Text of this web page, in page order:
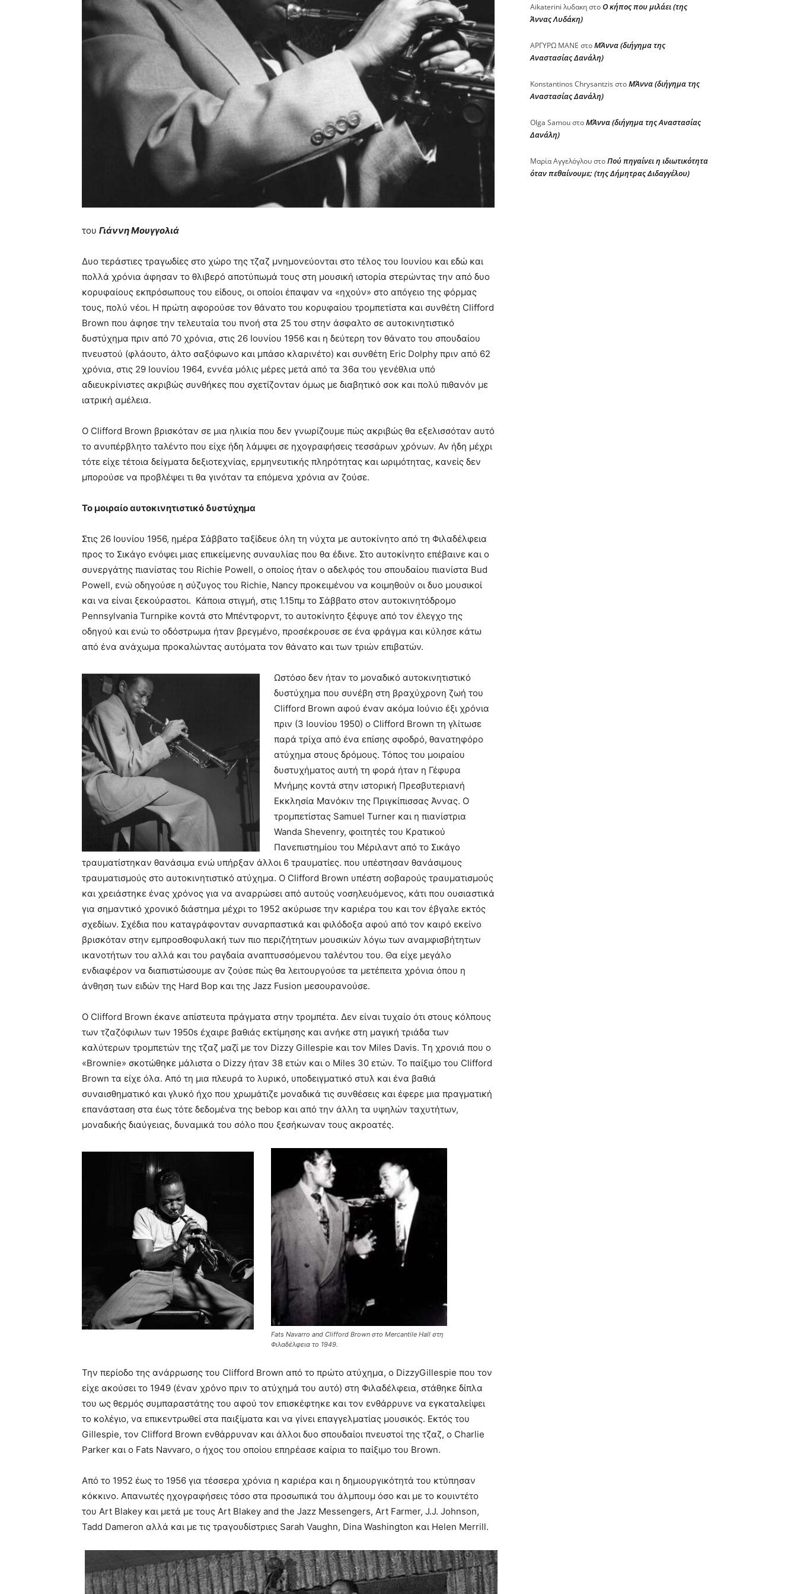
ΒΙΒΛΙΟ
ΚΑΙ
ΤΕΧΝΕΣ
του Γιάννη Μουγγολιά
Δυο τεράστιες τραγωδίες στο χώρο της τζαζ μνημονεύονται στο τέλος του Ιουνίου και εδώ και
πολλά χρόνια άφησαν το θλιβερό αποτύπωμά τους στη μουσική ιστορία στερώντας την από δυο
κορυφαίους εκπρόσωπους του είδους, οι οποίοι έπαψαν να «ηχούν» στο απόγειο της φόρμας
τους, πολύ νέοι. Η πρώτη αφορούσε τον θάνατο του κορυφαίου τρομπετίστα και συνθέτη Clifford
Brown που άφησε την τελευταία του πνοή στα 25 του στην άσφαλτο σε αυτοκινητιστικό
δυστύχημα πριν από 70 χρόνια, στις 26 Ιουνίου 1956 και η δεύτερη τον θάνατο του σπουδαίου
πνευστού (φλάουτο, άλτο σαξόφωνο και μπάσο κλαρινέτο) και συνθέτη Eric Dolphy πριν από 62
χρόνια, στις 29 Ιουνίου 1964, εννέα μόλις μέρες μετά από τα 36α του γενέθλια υπό
αδιευκρίνιστες ακριβώς συνθήκες που σχετίζονταν όμως με διαβητικό σοκ και πολύ πιθανόν με
ιατρική αμέλεια.
Ο Clifford Brown βρισκόταν σε μια ηλικία που δεν γνωρίζουμε πώς ακριβώς θα εξελισσόταν αυτό
το ανυπέρβλητο ταλέντο που είχε ήδη λάμψει σε ηχογραφήσεις τεσσάρων χρόνων. Αν ήδη μέχρι
τότε είχε τέτοια δείγματα δεξιοτεχνίας, ερμηνευτικής πληρότητας και ωριμότητας, κανείς δεν
μπορούσε να προβλέψει τι θα γινόταν τα επόμενα χρόνια αν ζούσε.
Το μοιραίο αυτοκινητιστικό δυστύχημα
Στις 26 Ιουνίου 1956, ημέρα Σάββατο ταξίδευε όλη τη νύχτα με αυτοκίνητο από τη Φιλαδέλφεια
προς το Σικάγο ενόψει μιας επικείμενης συναυλίας που θα έδινε. Στο αυτοκίνητο επέβαινε και ο
συνεργάτης πιανίστας του Richie Powell, ο οποίος ήταν ο αδελφός του σπουδαίου πιανίστα Bud
Powell, ενώ οδηγούσε η σύζυγος του Richie, Nancy προκειμένου να κοιμηθούν οι δυο μουσικοί
και να είναι ξεκούραστοι. Κάποια στιγμή, στις 1.15πμ το Σάββατο στον αυτοκινητόδρομο
Pennsylvania Turnpike κοντά στο Μπέντφορντ, το αυτοκίνητο ξέφυγε από τον έλεγχο της
οδηγού και ενώ το οδόστρωμα ήταν βρεγμένο, προσέκρουσε σε ένα φράγμα και κύλησε κάτω
από ένα ανάχωμα προκαλώντας αυτόματα τον θάνατο και των τριών επιβατών.
Ωστόσο δεν ήταν το μοναδικό αυτοκινητιστικό
δυστύχημα που συνέβη στη βραχύχρονη ζωή του
Clifford Brown αφού έναν ακόμα Ιούνιο έξι χρόνια
πριν (3 Ιουνίου 1950) ο Clifford Brown τη γλίτωσε
παρά τρίχα από ένα επίσης σφοδρό, θανατηφόρο
ατύχημα στους δρόμους. Τόπος του μοιραίου
δυστυχήματος αυτή τη φορά ήταν η Γέφυρα
Μνήμης κοντά στην ιστορική Πρεσβυτεριανή
Εκκλησία Μανόκιν της Πριγκίπισσας Άννας. Ο
τρομπετίστας Samuel Turner και η πιανίστρια
Wanda Shevenry, φοιτητές του Κρατικού
Πανεπιστημίου του Μέριλαντ από το Σικάγο
τραυματίστηκαν θανάσιμα ενώ υπήρξαν άλλοι 6 τραυματίες. που υπέστησαν θανάσιμους
τραυματισμούς στο αυτοκινητιστικό ατύχημα. Ο Clifford Brown υπέστη σοβαρούς τραυματισμούς
και χρειάστηκε ένας χρόνος για να αναρρώσει από αυτούς νοσηλευόμενος, κάτι που ουσιαστικά
για σημαντικό χρονικό διάστημα μέχρι το 1952 ακύρωσε την καριέρα του και τον έβγαλε εκτός
σχεδίων. Σχέδια που καταγράφονταν συναρπαστικά και φιλόδοξα αφού από τον καιρό εκείνο
βρισκόταν στην εμπροσθοφυλακή των πιο περιζήτητων μουσικών λόγω των αναμφισβήτητων
ικανοτήτων του αλλά και του ραγδαία αναπτυσσόμενου ταλέντου του. Θα είχε μεγάλο
ενδιαφέρον να διαπιστώσουμε αν ζούσε πώς θα λειτουργούσε τα μετέπειτα χρόνια όπου η
άνθηση των ειδών της Hard Bop και της Jazz Fusion μεσουρανούσε.
Ο Clifford Brown έκανε απίστευτα πράγματα στην τρομπέτα. Δεν είναι τυχαίο ότι στους κόλπους
των τζαζόφιλων των 1950s έχαιρε βαθιάς εκτίμησης και ανήκε στη μαγική τριάδα των
καλύτερων τρομπετών της τζαζ μαζί με τον Dizzy Gillespie και τον Miles Davis. Tη χρονιά που ο
«Brownie» σκοτώθηκε μάλιστα ο Dizzy ήταν 38 ετών και ο Miles 30 ετών. Το παίξιμο του Clifford
Brown τα είχε όλα. Από τη μια πλευρά το λυρικό, υποδειγματικό στυλ και ένα βαθιά
συναισθηματικό και γλυκό ήχο που χρωμάτιζε μοναδικά τις συνθέσεις και έφερε μια πραγματική
επανάσταση στα έως τότε δεδομένα της bebop και από την άλλη τα υψηλών ταχυτήτων,
μοναδικής διαύγειας, δυναμικά του σόλο που ξεσήκωναν τους ακροατές.
Fats Navarro and Clifford Brown στο Mercantile Hall στη
Φιλαδέλφεια το 1949.
Την περίοδο της ανάρρωσης του Clifford Brown από το πρώτο ατύχημα, ο DizzyGillespie που τον
είχε ακούσει το 1949 (έναν χρόνο πριν το ατύχημά του αυτό) στη Φιλαδέλφεια, στάθηκε δίπλα
του ως θερμός συμπαραστάτης του αφού τον επισκέφτηκε και τον ενθάρρυνε να εγκαταλείψει
το κολέγιο, να επικεντρωθεί στα παιξίματα και να γίνει επαγγελματίας μουσικός. Εκτός του
Gillespie, τον Clifford Brown ενθάρρυναν και άλλοι δυο σπουδαίοι πνευστοί της τζαζ, ο Charlie
Parker και ο Fats Navvaro, ο ήχος του οποίου επηρέασε καίρια το παίξιμο του Brown.
Από το 1952 έως το 1956 για τέσσερα χρόνια η καριέρα και η δημιουργικότητά του κτύπησαν
κόκκινο. Απανωτές ηχογραφήσεις τόσο στα προσωπικά του άλμπουμ όσο και με το κουιντέτο
του Art Blakey και μετά με τους Art Blakey and the Jazz Messengers, Art Farmer, J.J. Johnson,
Tadd Dameron αλλά και με τις τραγουδίστριες Sarah Vaughn, Dina Washington και Helen Merrill.
Aikaterini λυδακηστοΟ κήπος που μιλάει (της
Άννας Λυδάκη)
ΑΡΓΥΡΩ ΜΑΝΕ στοΜΆννα (διήγημα της
Αναστασίας Δανάλη)
Konstantinos Chrysantzis στοΜΆννα (διήγημα της
Αναστασίας Δανάλη)
Olga SamouστοΜΆννα (διήγημα της Αναστασίας
Δανάλη)
Μαρία ΑγγελόγλουστοΠού πηγαίνει η ιδιωτικότητα
όταν πεθαίνουμε; (της Δήμητρας Διδαγγέλου)